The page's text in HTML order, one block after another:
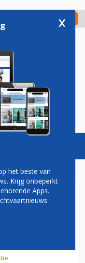
Check in
Vacatures
MIJDT
x
het beste van
Krijg onbeperkt
Apps.